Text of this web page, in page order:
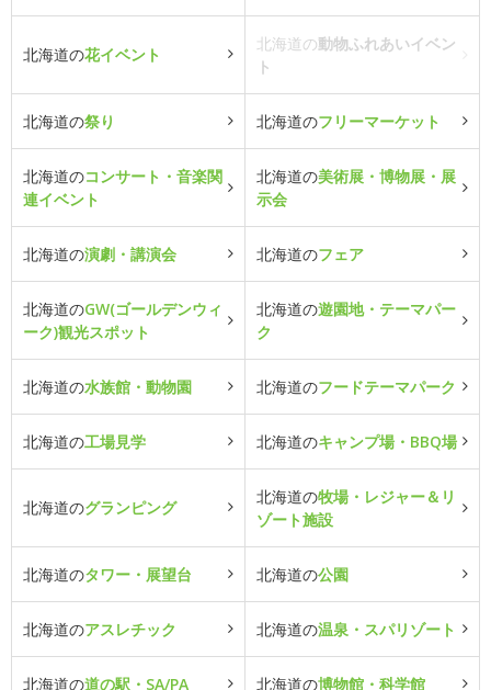
北海道の花イベント
北海道の動物ふれあいイベン
ト
北海道の祭り 北海道のフリーマーケット
北海道のコンサート・音楽関
連イベント
北海道の美術展・博物展・展
示会
北海道の演劇・講演会 北海道のフェア
北海道のGW(ゴールデンウィ
ーク)観光スポット
北海道の遊園地・テーマパー
ク
北海道の水族館・動物園 北海道のフードテーマパーク
北海道の工場見学 北海道のキャンプ場・BBQ場
北海道のグランピング
北海道の牧場・レジャー＆リ
ゾート施設
北海道のタワー・展望台 北海道の公園
北海道のアスレチック 北海道の温泉・スパリゾート
北海道の道の駅・SA/PA 北海道の博物館・科学館